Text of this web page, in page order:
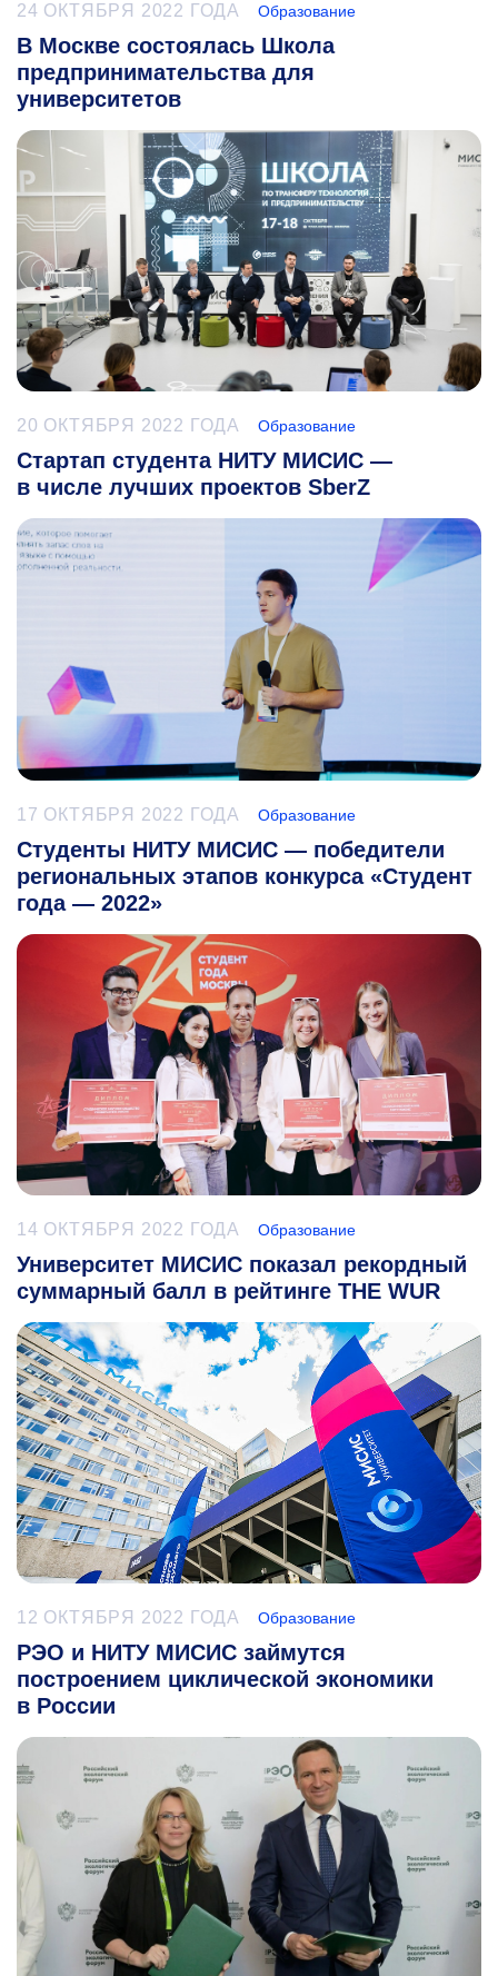
24 ОКТЯБРЯ 2022 ГОДА Образование
В Москве состоялась Школа
предпринимательства для
университетов
20 ОКТЯБРЯ 2022 ГОДА Образование
Стартап студента НИТУ МИСИС —
в числе лучших проектов SberZ
17 ОКТЯБРЯ 2022 ГОДА Образование
Студенты НИТУ МИСИС — победители
региональных этапов конкурса «Студент
года — 2022»
14 ОКТЯБРЯ 2022 ГОДА Образование
Университет МИСИС показал рекордный
суммарный балл в рейтинге THE WUR
12 ОКТЯБРЯ 2022 ГОДА Образование
РЭО и НИТУ МИСИС займутся
построением циклической экономики
в России